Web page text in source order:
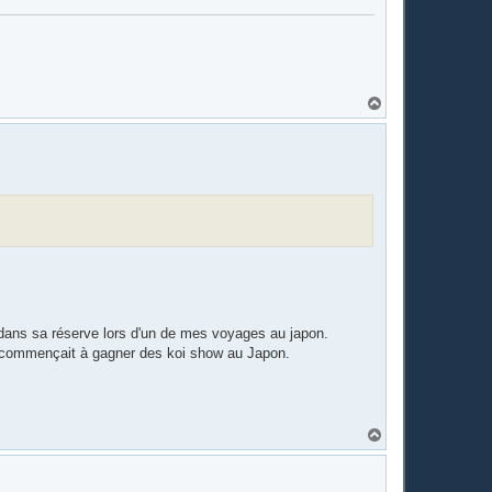
a
sa réserve lors d'un de mes voyages au japon.
à gagner des koi show au Japon.
a